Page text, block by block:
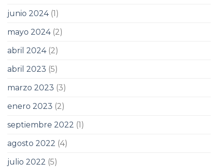
junio 2024(1)
mayo 2024(2)
abril 2024(2)
abril 2023 (5)
marzo 2023 (3)
enero 2023 (2)
septiembre 2022 (1)
agosto 2022 (4)
julio 2022 (5)